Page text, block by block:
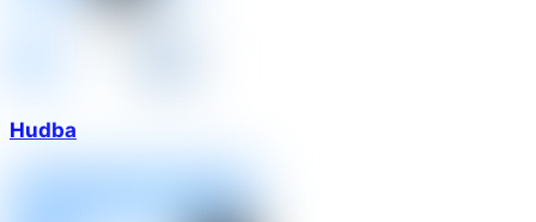
Hudba